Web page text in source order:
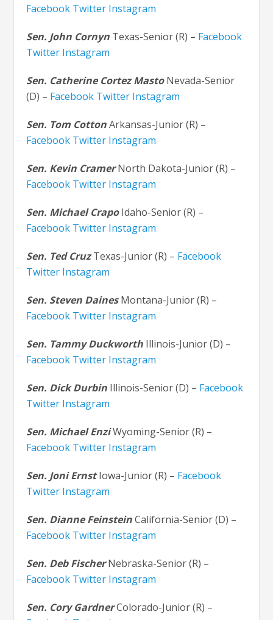
Facebook Twitter Instagram
Sen. John Cornyn Texas-Senior (R) – Facebook
Twitter Instagram
Sen. Catherine Cortez MastoNevada-Senior
(D) – Facebook Twitter Instagram
Sen. Tom CottonArkansas-Junior (R) –
Facebook Twitter Instagram
Sen. Kevin CramerNorth Dakota-Junior (R) –
Facebook Twitter Instagram
Sen. Michael CrapoIdaho-Senior (R) –
Facebook Twitter Instagram
Sen. Ted CruzTexas-Junior (R) – Facebook
Twitter Instagram
Sen. Steven DainesMontana-Junior (R) –
Facebook Twitter Instagram
Sen. Tammy Duckworth Illinois-Junior (D) –
Facebook Twitter Instagram
Sen. Dick Durbin Illinois-Senior (D) – Facebook
Twitter Instagram
Sen. Michael EnziWyoming-Senior (R) –
Facebook Twitter Instagram
Sen. Joni ErnstIowa-Junior (R) – Facebook
Twitter Instagram
Sen. Dianne FeinsteinCalifornia-Senior (D) –
Facebook Twitter Instagram
Sen. Deb FischerNebraska-Senior (R) –
Facebook Twitter Instagram
Sen. Cory GardnerColorado-Junior (R) –